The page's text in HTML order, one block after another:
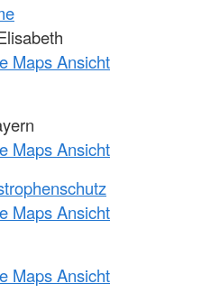
Maps Ansicht
Maps Ansicht
Maps Ansicht
Maps Ansicht